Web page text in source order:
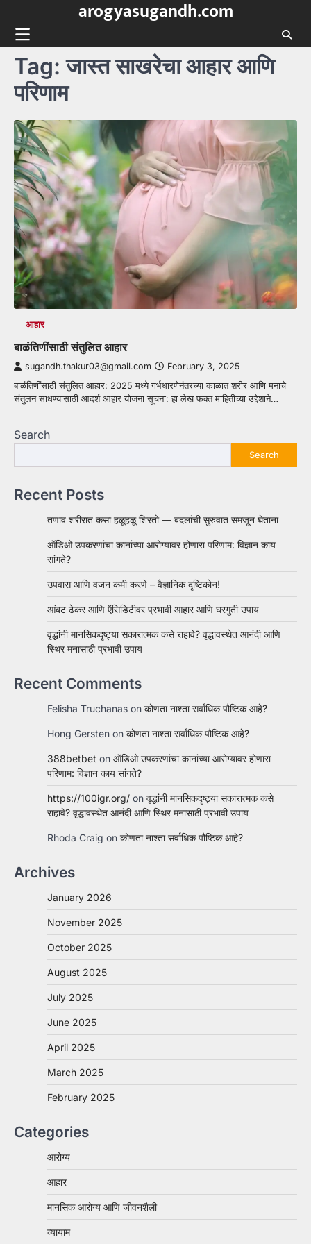
content
arogyasugandh.com
Tag:जास्त साखरेचा आहार आणि
परिणाम
आहार
बाळंतिणींसाठी संतुलित आहार
sugandh.thakur03@gmail.com February 3, 2025
बाळंतिणींसाठी संतुलित आहार: 2025 मध्ये गर्भधारणेनंतरच्या काळात शरीर आणि मनाचे
संतुलन साधण्यासाठी आदर्श आहार योजना सूचना: हा लेख फक्त माहितीच्या उद्देशाने…
Search
Search
Recent Posts
तणाव शरीरात कसा हळूहळू शिरतो — बदलांची सुरुवात समजून घेताना
ऑडिओ उपकरणांचा कानांच्या आरोग्यावर होणारा परिणाम: विज्ञान काय
सांगते?
उपवास आणि वजन कमी करणे – वैज्ञानिक दृष्टिकोन!
आंबट ढेकर आणि ऍसिडिटीवर प्रभावी आहार आणि घरगुती उपाय
वृद्धांनी मानसिकदृष्ट्या सकारात्मक कसे राहावे? वृद्धावस्थेत आनंदी आणि
स्थिर मनासाठी प्रभावी उपाय
Recent Comments
Felisha Truchanas on कोणता नाश्ता सर्वाधिक पौष्टिक आहे?
Hong Gersten on कोणता नाश्ता सर्वाधिक पौष्टिक आहे?
388betbet on ऑडिओ उपकरणांचा कानांच्या आरोग्यावर होणारा
परिणाम: विज्ञान काय सांगते?
https://100igr.org/ on वृद्धांनी मानसिकदृष्ट्या सकारात्मक कसे
राहावे? वृद्धावस्थेत आनंदी आणि स्थिर मनासाठी प्रभावी उपाय
Rhoda Craig on कोणता नाश्ता सर्वाधिक पौष्टिक आहे?
Archives
January 2026
November 2025
October 2025
August 2025
July 2025
June 2025
April 2025
March 2025
February 2025
Categories
आरोग्य
आहार
मानसिक आरोग्य आणि जीवनशैली
व्यायाम